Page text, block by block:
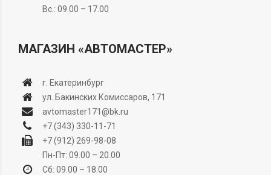
Вс.: 09.00 – 17.00
МАГАЗИН «АВТОМАСТЕР»
г. Екатеринбург
ул. Бакинских Комиссаров, 171
avtomaster171@bk.ru
+7 (343) 330-11-71
+7 (912) 269-98-08
Пн-Пт: 09.00 – 20.00
Сб: 09.00 – 18.00